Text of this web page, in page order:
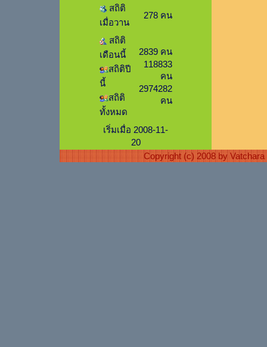
สถิติ
เมื่อวาน
278 คน
สถิติ
เดือนนี้
สถิติปี
นี้
สถิติ
ทั้งหมด
2839 คน
118833
คน
2974282
คน
เริ่มเมื่อ 2008-11-
20
Copyright (c) 2008 by